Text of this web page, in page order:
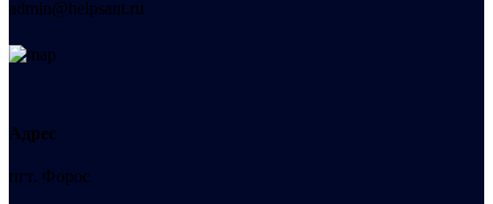
admin@helpsant.ru
Адрес
пгт. Форос